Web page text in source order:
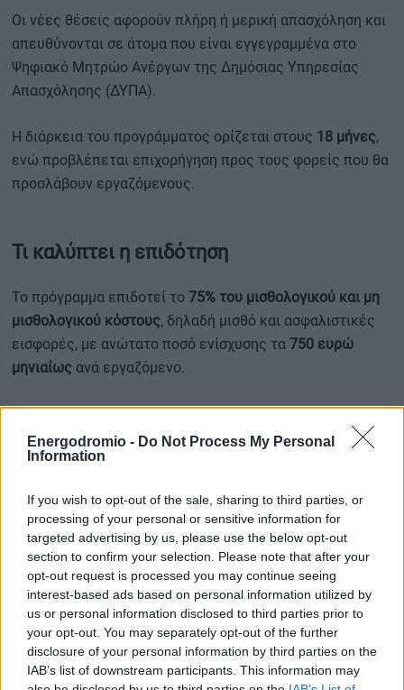
Energodromio - Do Not Process My Personal
Information
If you wish to opt-out of the sale, sharing to third parties, or
processing of your personal or sensitive information for
targeted advertising by us, please use the below opt-out
section to confirm your selection. Please note that after your
opt-out request is processed you may continue seeing
interest-based ads based on personal information utilized by
us or personal information disclosed to third parties prior to
your opt-out. You may separately opt-out of the further
disclosure of your personal information by third parties on the
IAB’s list of downstream participants. This information may
Οι νέες θέσεις αφορούν πλήρη ή μερική απασχόληση και
απευθύνονται σε άτομα που είναι εγγεγραμμένα στο
Ψηφιακό Μητρώο Ανέργων της Δημόσιας Υπηρεσίας
Απασχόλησης (ΔΥΠΑ).
Η διάρκεια του προγράμματος ορίζεται στους 18 μήνες,
ενώ προβλέπεται επιχορήγηση προς τους φορείς που θα
προσλάβουν εργαζόμενους.
Τι καλύπτει η επιδότηση
Το πρόγραμμα επιδοτεί το 75% του μισθολογικού και μη
μισθολογικού κόστους, δηλαδή μισθό και ασφαλιστικές
εισφορές, με ανώτατο ποσό ενίσχυσης τα 750 ευρώ
μηνιαίως ανά εργαζόμενο.
Στόχος είναι αφενός να ενισχυθεί η απασχόληση των
ατόμων με αναπηρία και αφετέρου να καλυφθούν
ανάγκες στελέχωσης σε δήμους και περιφέρειες σε
Όπως ανέφερε η υπουργός Εργασίας και Κοινωνικής
Ασφάλισης, Νίκη Κεραμέως, η δημιουργία των επιπλέον
θέσεων εντάσσεται στη συνολική προσπάθεια για τη
μείωση της ανεργίας και την ενίσχυση της ισότιμης
πρόσβασης στην εργασία.
Η υπουργός υπογράμμισε ότι η επέκταση του